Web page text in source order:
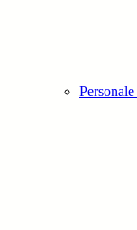
Personale